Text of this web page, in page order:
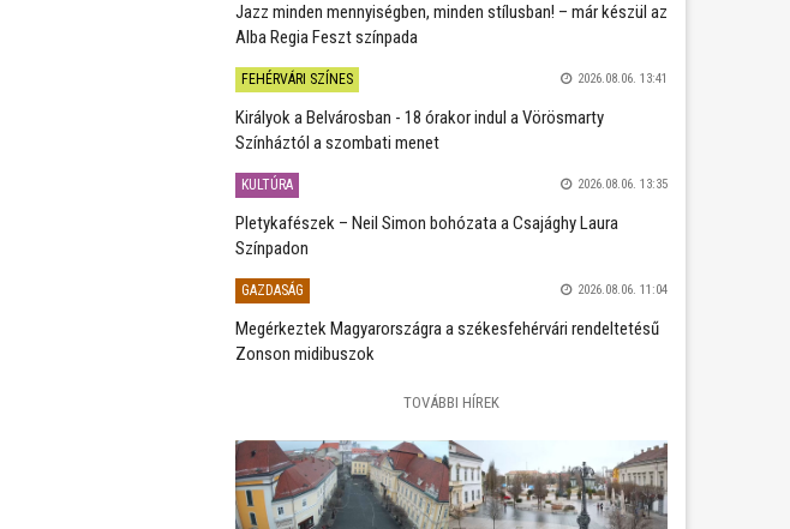
Jazz minden mennyiségben, minden stílusban! – már készül az
Alba Regia Feszt színpada
FEHÉRVÁRI SZÍNES 2026.08.06. 13:41
Királyok a Belvárosban - 18 órakor indul a Vörösmarty
Színháztól a szombati menet
KULTÚRA 2026.08.06. 13:35
Pletykafészek – Neil Simon bohózata a Csajághy Laura
Színpadon
GAZDASÁG 2026.08.06. 11:04
Megérkeztek Magyarországra a székesfehérvári rendeltetésű
Zonson midibuszok
TOVÁBBI HÍREK